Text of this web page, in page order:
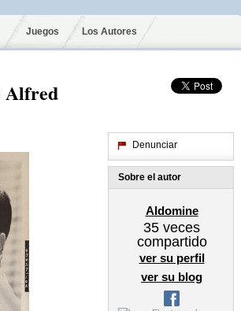
Juegos Los Autores
Alfred
Denunciar
Sobre el autor
Aldomine
35 veces
compartido
ver su perfil
ver su blog